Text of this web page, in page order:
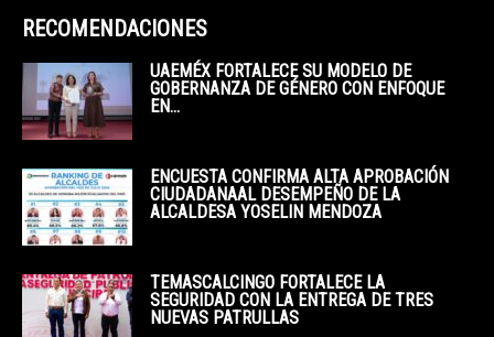
RECOMENDACIONES
UAEMÉX FORTALECE SU MODELO DE
GOBERNANZA DE GÉNERO CON ENFOQUE
EN...
ENCUESTA CONFIRMA ALTA APROBACIÓN
CIUDADANAAL DESEMPEÑO DE LA
ALCALDESA YOSELIN MENDOZA
TEMASCALCINGO FORTALECE LA
SEGURIDAD CON LA ENTREGA DE TRES
NUEVAS PATRULLAS